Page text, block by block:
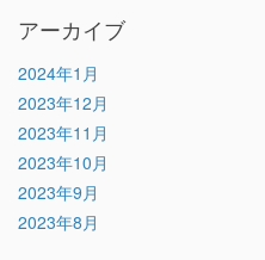
アーカイブ
2024年1月
2023年12月
2023年11月
2023年10月
2023年9月
2023年8月